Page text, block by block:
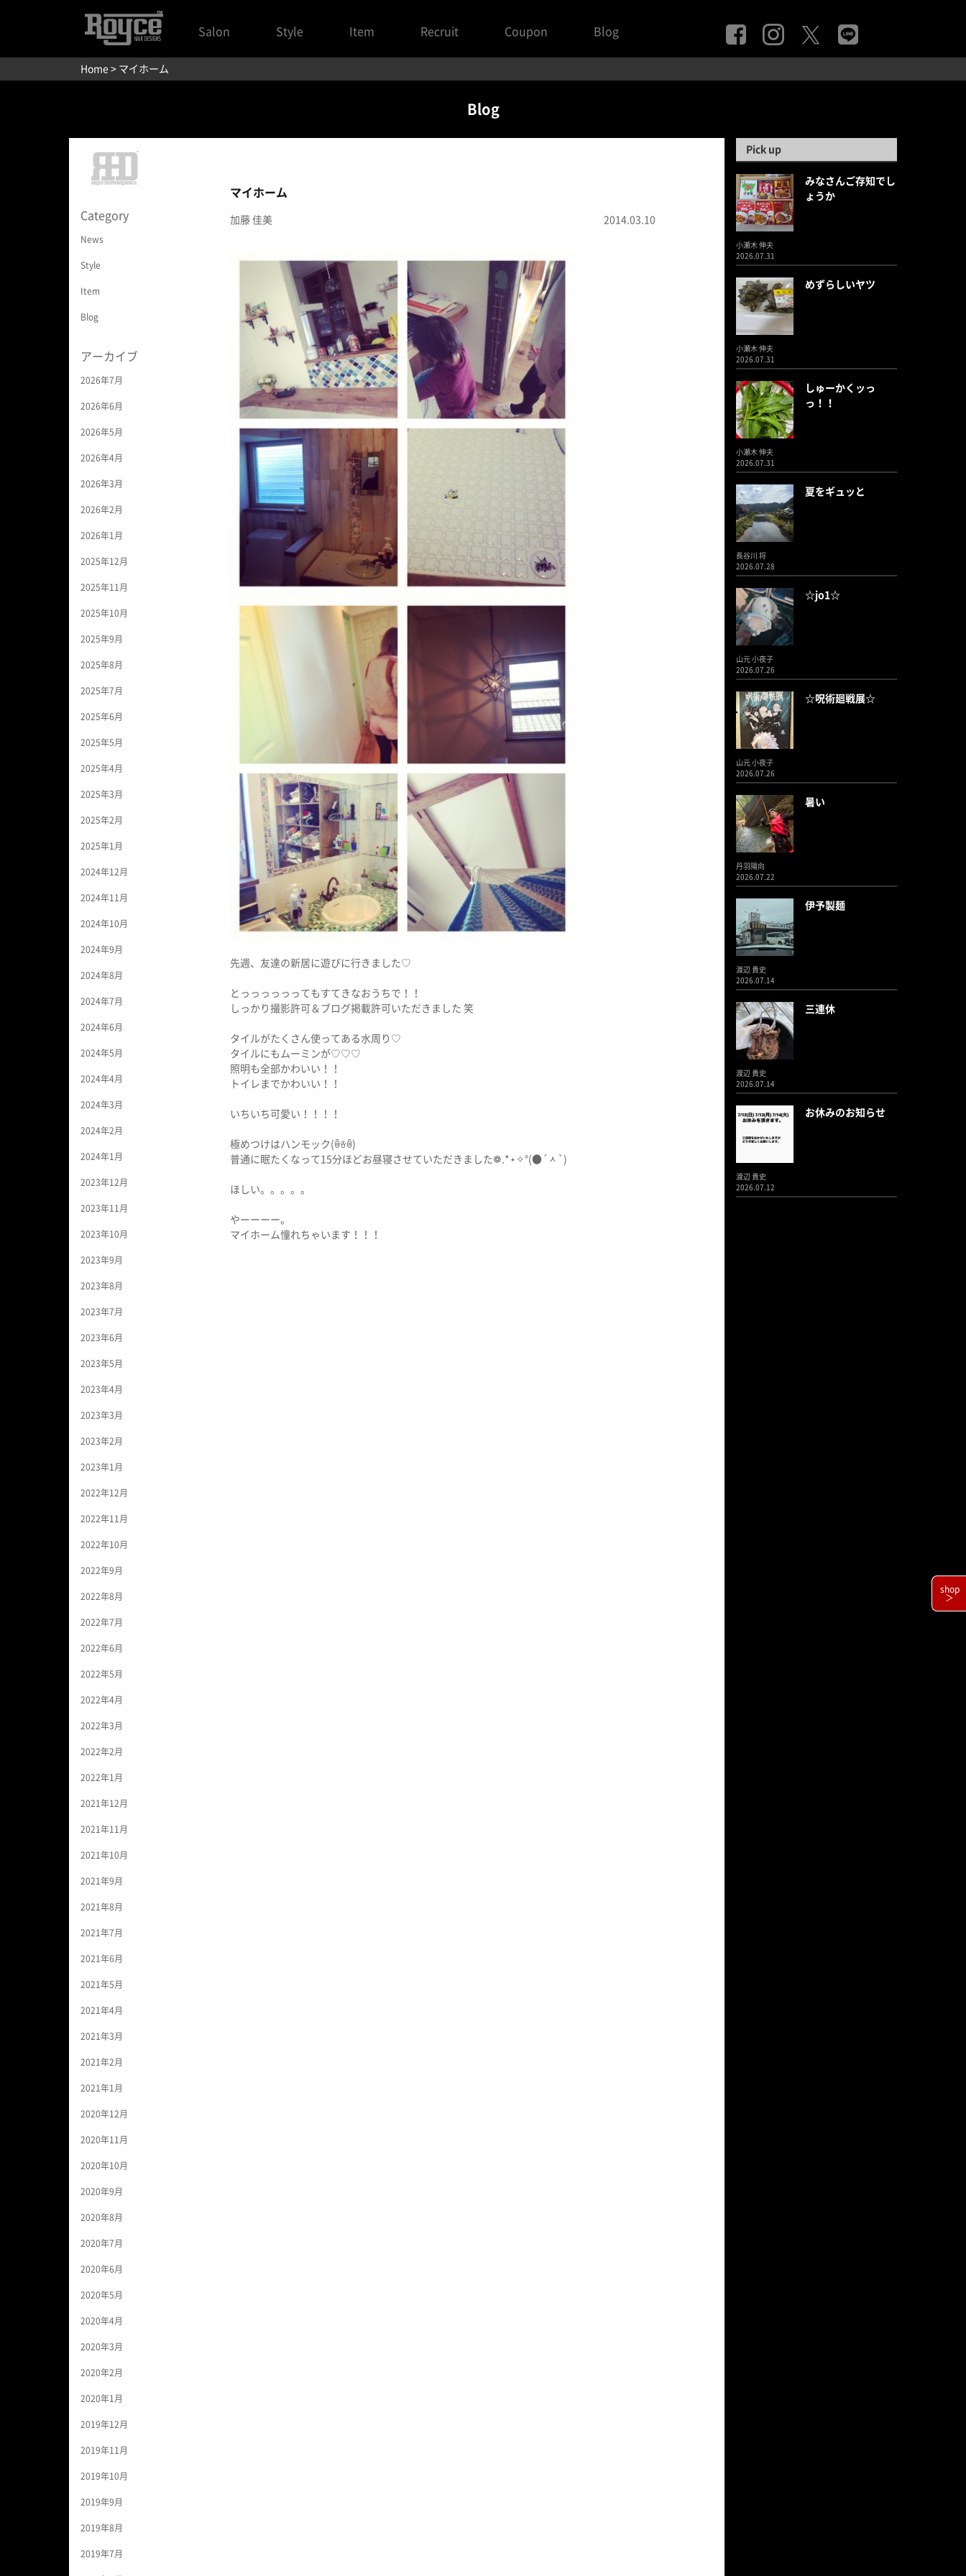
Salon Style Item Recruit Coupon Blog
Home > マイホーム
Blog
Category
News
Style
Item
Blog
アーカイブ
2026年7月
2026年6月
2026年5月
2026年4月
2026年3月
2026年2月
2026年1月
2025年12月
2025年11月
2025年10月
2025年9月
2025年8月
2025年7月
2025年6月
2025年5月
2025年4月
2025年3月
2025年2月
2025年1月
2024年12月
2024年11月
2024年10月
2024年9月
2024年8月
2024年7月
2024年6月
2024年5月
2024年4月
2024年3月
2024年2月
2024年1月
2023年12月
2023年11月
2023年10月
2023年9月
2023年8月
2023年7月
2023年6月
2023年5月
2023年4月
2023年3月
2023年2月
2023年1月
2022年12月
2022年11月
2022年10月
2022年9月
2022年8月
2022年7月
2022年6月
2022年5月
2022年4月
2022年3月
2022年2月
2022年1月
2021年12月
2021年11月
2021年10月
2021年9月
2021年8月
2021年7月
2021年6月
2021年5月
2021年4月
2021年3月
2021年2月
2021年1月
2020年12月
2020年11月
2020年10月
2020年9月
2020年8月
2020年7月
2020年6月
2020年5月
2020年4月
2020年3月
2020年2月
2020年1月
2019年12月
2019年11月
2019年10月
2019年9月
2019年8月
2019年7月
マイホーム
加藤 佳美 2014.03.10
先週、友達の新居に遊びに行きました♡
とっっっっっってもすてきなおうちで！！
しっかり撮影許可＆ブログ掲載許可いただきました 笑
タイルがたくさん使ってある水周り♡
タイルにもムーミンが♡♡♡
照明も全部かわいい！！
トイレまでかわいい！！
いちいち可愛い！！！！
極めつけはハンモック(ꉺꈊꉺ)
普通に眠たくなって15分ほどお昼寝させていただきました❁.*⋆✧°(●´ᆺ`)
ほしい。。。。。
やーーーー。
マイホーム憧れちゃいます！！！
Pick up
みなさんご存知でし
ょうか
小瀬木 伸夫
2026.07.31
めずらしいヤツ
小瀬木 伸夫
2026.07.31
しゅーかくッっ
っ！！
小瀬木 伸夫
2026.07.31
夏をギュッと
長谷川 将
2026.07.28
☆jo1☆
山元 小夜子
2026.07.26
☆呪術廻戦展☆
山元 小夜子
2026.07.26
暑い
丹羽陽向
2026.07.22
伊予製麺
渡辺 貴史
2026.07.14
三連休
渡辺 貴史
2026.07.14
お休みのお知らせ
渡辺 貴史
2026.07.12
shop
＞